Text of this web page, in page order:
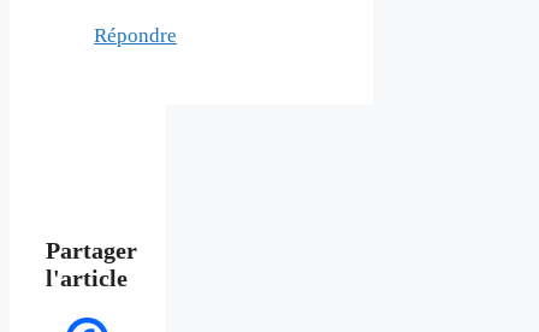
Répondre
Partager
l'article